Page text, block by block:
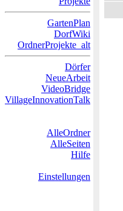
GartenPlan
DorfWiki
OrdnerProjekte_alt
Dörfer
NeueArbeit
VideoBridge
VillageInnovationTalk
AlleOrdner
AlleSeiten
Hilfe
Einstellungen